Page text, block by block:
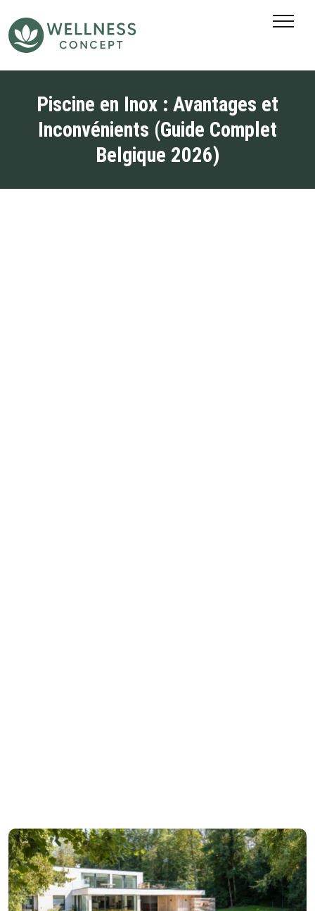
Piscine en Inox : Avantages et
Inconvénients (Guide Complet
Belgique 2026)
SAUNAS EXTÉRIEURS
PISCINES
PISCINES CONTAINER
ACTUALITÉS